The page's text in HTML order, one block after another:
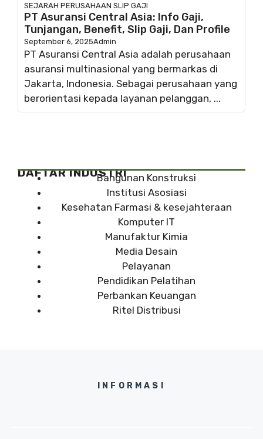
SEJARAH PERUSAHAAN SLIP GAJI
PT Asuransi Central Asia: Info Gaji,
Tunjangan, Benefit, Slip Gaji, Dan Profile
September 6, 2025Admin
PT Asuransi Central Asia adalah perusahaan
asuransi multinasional yang bermarkas di
Jakarta, Indonesia. Sebagai perusahaan yang
berorientasi kepada layanan pelanggan, ...
DAFTAR INDUSTRIBangunan Konstruksi
Institusi Asosiasi
Kesehatan Farmasi & kesejahteraan
Komputer IT
Manufaktur Kimia
Media Desain
Pelayanan
Pendidikan Pelatihan
Perbankan Keuangan
Ritel Distribusi
INFORMASI